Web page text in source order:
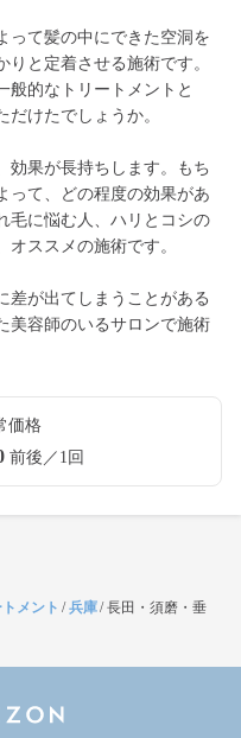
って髪の中にできた空洞を
と定着させる施術です。
般的なトリートメントと
けたでしょうか。
効果が長持ちします。もち
って、どの程度の効果があ
毛に悩む人、ハリとコシの
ススメの施術です。
差が出てしまうことがある
美容師のいるサロンで施術
価格
前後／1回
メント /兵庫/長田・須磨・垂